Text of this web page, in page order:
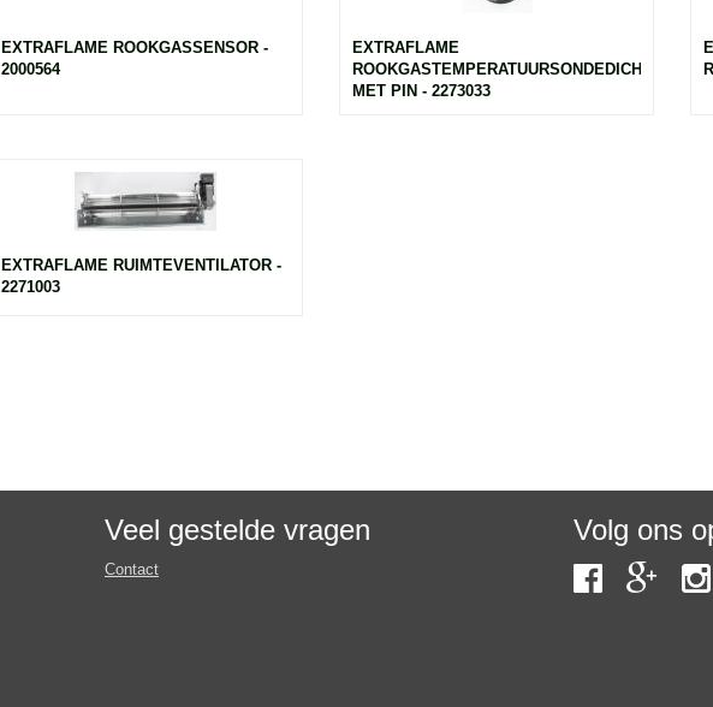
EXTRAFLAME ROOKGASSENSOR -
2000564
EXTRAFLAME
ROOKGASTEMPERATUURSONDEDICHTING
MET PIN - 2273033
EXTRAFLAME RUIMTEVENTILATOR -
2271003
Veel gestelde vragen
Contact
Volg ons